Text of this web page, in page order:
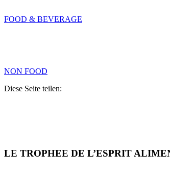
FOOD & BEVERAGE
NON FOOD
Diese Seite teilen:
LE TROPHEE DE L’ESPRIT